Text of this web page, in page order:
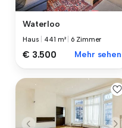
Waterloo
Haus 441 m² 6 Zimmer
€ 3.500 Mehr sehen